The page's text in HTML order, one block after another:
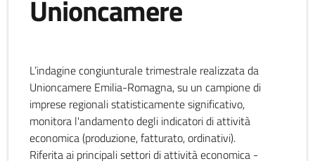
Unioncamere
L’indagine congiunturale trimestrale realizzata da
Unioncamere Emilia-Romagna, su un campione di
imprese regionali statisticamente significativo,
monitora l'andamento degli indicatori di attività
economica (produzione, fatturato, ordinativi).
Riferita ai principali settori di attività economica -